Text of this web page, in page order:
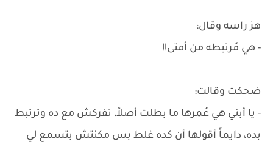
هز راسه وقال:
- هي مُرتبطه من أمتى!!
ضحكت وقالت:
- يا أبني هي عُمرها ما بطلت أصلاً، تفركش مع ده وترتبط
بده، دايماً أقولها أن كده غلط بس مكنتش بتسمع لي